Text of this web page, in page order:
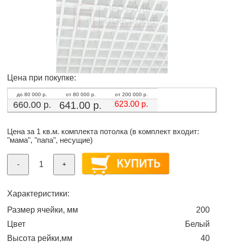
Цена при покупке:
до 80 000 р. от 80 000 р. от 200 000 р.
660.00р. 641.00 р. 623.00 р.
Цена за 1 кв.м. комплекта потолка (в комплект входит:
"мама", "папа", несущие)
- +
Характеристики:
Размер ячейки, мм
200
Цвет
Белый
Высота рейки,мм
40